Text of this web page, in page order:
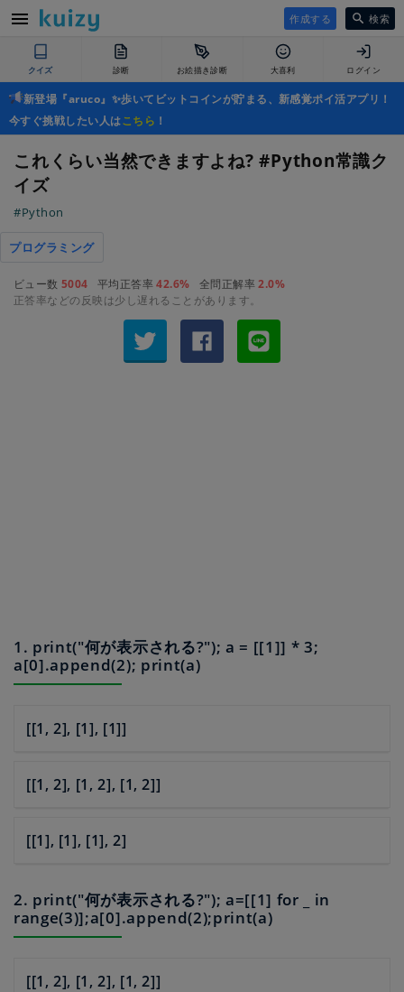
作成する 検索
クイズ 診断 お絵描き診断 大喜利 ログイン
新登場『aruco』✨歩いてビットコインが貯まる、新感覚ポイ活アプリ！
今すぐ挑戦したい人はこちら ！
これくらい当然できますよね? #Python常識ク
イズ
#Python
プログラミング
ビュー数 5004 平均正答率42.6% 全問正解率2.0%
正答率などの反映は少し遅れることがあります。
1. print("何が表示される?"); a = [[1]] * 3;
a[0].append(2); print(a)
[[1, 2], [1], [1]]
[[1, 2], [1, 2], [1, 2]]
[[1], [1], [1], 2]
2. print("何が表示される?"); a=[[1] for _ in
range(3)];a[0].append(2);print(a)
[[1, 2], [1, 2], [1, 2]]